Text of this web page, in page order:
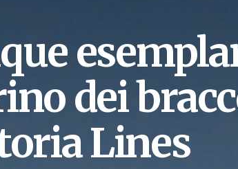
dei
Lines